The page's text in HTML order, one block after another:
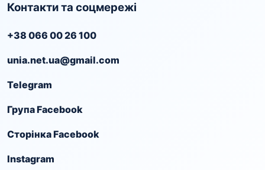
Контакти та соцмережі
+38 066 00 26 100
unia.net.ua@gmail.com
Telegram
Група Facebook
Сторінка Facebook
Instagram